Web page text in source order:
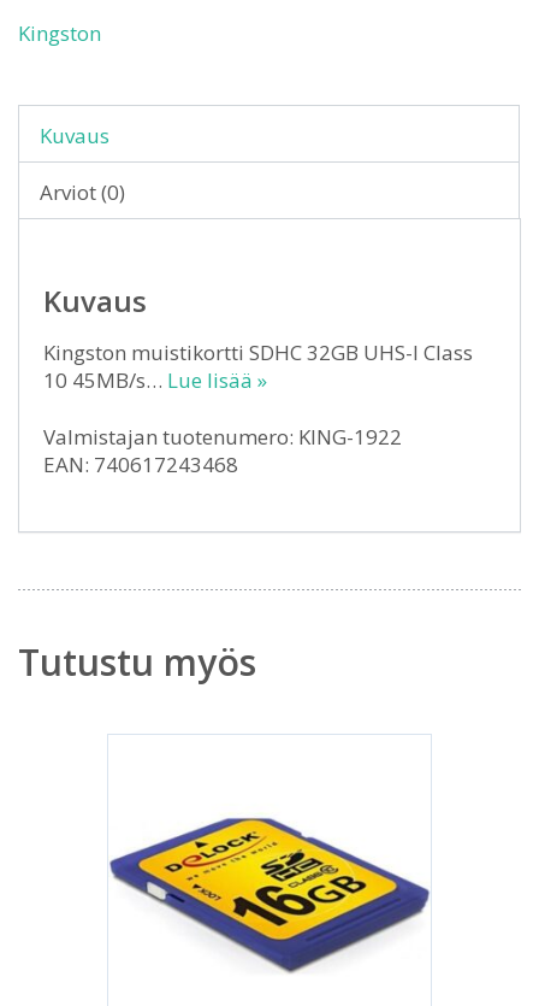
Kingston
Kuvaus
Arviot (0)
Kuvaus
Kingston muistikortti SDHC 32GB UHS-I Class
10 45MB/s… Lue lisää »
Valmistajan tuotenumero: KING-1922
EAN: 740617243468
Tutustu myös